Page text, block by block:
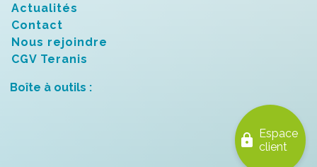
Actualités
Contact
Nous rejoindre
CGV Teranis
Boîte à outils :
lock Espace
client